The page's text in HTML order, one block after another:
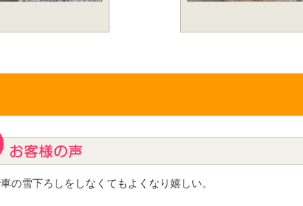
の雪下ろしをしなくてもよくなり嬉しい。